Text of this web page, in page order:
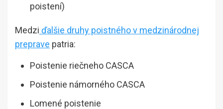
poistení)
Medzi ďalšie druhy poistného v medzinárodnej
preprave patria:
Poistenie riečneho CASCA
Poistenie námorného CASCA
Lomené poistenie